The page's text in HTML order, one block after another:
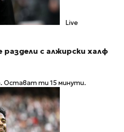
Live
с алжирски халф
Остават ти 15 минути.